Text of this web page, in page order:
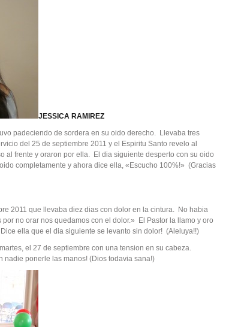
JESSICA RAMIREZ
padeciendo de sordera en su oido derecho. Llevaba tres
del 25 de septiembre 2011 y el Espiritu Santo revelo al
al frente y oraron por ella. El dia siguiente desperto con su oido
completamente y ahora dice ella, «Escucho 100%!» (Gracias
2011 que llevaba diez dias con dolor en la cintura. No habia
no orar nos quedamos con el dolor.» El Pastor la llamo y oro
ella que el dia siguiente se levanto sin dolor! (Aleluya!!)
el 27 de septiembre con una tension en su cabeza.
nadie ponerle las manos! (Dios todavia sana!)